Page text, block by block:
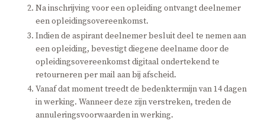
Na inschrijving voor een opleiding ontvangt deelnemer
een opleidingsovereenkomst.
Indien de aspirant deelnemer besluit deel te nemen aan
een opleiding, bevestigt diegene deelname door de
opleidingsovereenkomst digitaal ondertekend te
retourneren per mail aan bij afscheid.
Vanaf dat moment treedt de bedenktermijn van 14 dagen
in werking. Wanneer deze zijn verstreken, treden de
annuleringsvoorwaarden in werking.